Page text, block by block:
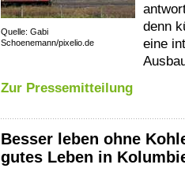
Quelle: Gabi
Schoenemann/pixelio.de
denn
eine
Zur Pressemitteilung
Besser leben ohne
gutes Leben in